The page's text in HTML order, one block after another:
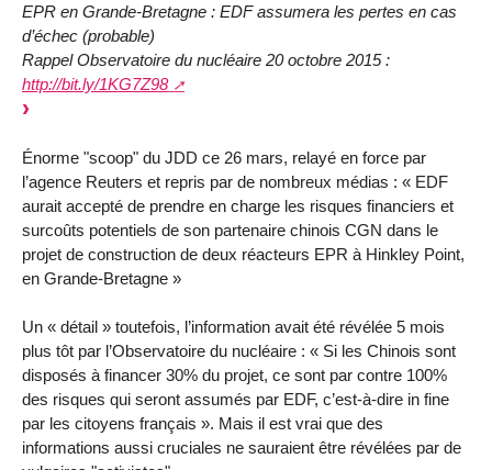
EPR en Grande-Bretagne : EDF assumera les pertes en cas
d’échec (probable)
Rappel Observatoire du nucléaire 20 octobre 2015 :
http://bit.ly/1KG7Z98
Énorme "scoop" du JDD ce 26 mars, relayé en force par
l’agence Reuters et repris par de nombreux médias : « EDF
aurait accepté de prendre en charge les risques financiers et
surcoûts potentiels de son partenaire chinois CGN dans le
projet de construction de deux réacteurs EPR à Hinkley Point,
en Grande-Bretagne »
Un « détail » toutefois, l’information avait été révélée 5 mois
plus tôt par l’Observatoire du nucléaire : « Si les Chinois sont
disposés à financer 30% du projet, ce sont par contre 100%
des risques qui seront assumés par EDF, c’est-à-dire in fine
par les citoyens français ». Mais il est vrai que des
informations aussi cruciales ne sauraient être révélées par de